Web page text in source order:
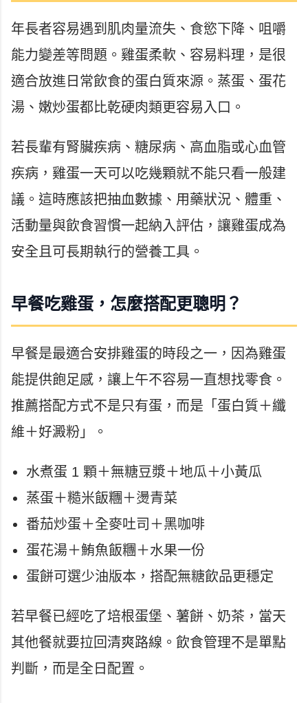
年長者容易遇到肌肉量流失、食慾下降、咀嚼
能力變差等問題。雞蛋柔軟、容易料理，是很
適合放進日常飲食的蛋白質來源。蒸蛋、蛋花
湯、嫩炒蛋都比乾硬肉類更容易入口。
若長輩有腎臟疾病、糖尿病、高血脂或心血管
疾病，雞蛋一天可以吃幾顆就不能只看一般建
議。這時應該把抽血數據、用藥狀況、體重、
活動量與飲食習慣一起納入評估，讓雞蛋成為
安全且可長期執行的營養工具。
早餐吃雞蛋，怎麼搭配更聰明？
早餐是最適合安排雞蛋的時段之一，因為雞蛋
能提供飽足感，讓上午不容易一直想找零食。
推薦搭配方式不是只有蛋，而是「蛋白質＋纖
維＋好澱粉」。
水煮蛋 1 顆＋無糖豆漿＋地瓜＋小黃瓜
蒸蛋＋糙米飯糰＋燙青菜
番茄炒蛋＋全麥吐司＋黑咖啡
蛋花湯＋鮪魚飯糰＋水果一份
蛋餅可選少油版本，搭配無糖飲品更穩定
若早餐已經吃了培根蛋堡、薯餅、奶茶，當天
其他餐就要拉回清爽路線。飲食管理不是單點
判斷，而是全日配置。